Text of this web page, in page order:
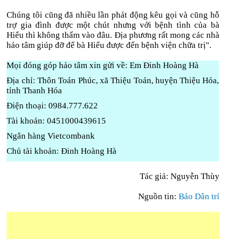
Chúng tôi cũng đã nhiều lần phát động kêu gọi và cũng hỗ
trợ gia đình được một chút nhưng với bệnh tình của bà
Hiểu thì không thấm vào đâu. Địa phương rất mong các nhà
hảo tâm giúp đỡ để bà Hiểu được đến bệnh viện chữa trị".
Mọi đóng góp hảo tâm xin gửi về: Em Đinh Hoàng Hà
Địa chỉ: Thôn Toán Phúc, xã Thiệu Toán, huyện Thiệu Hóa,
tỉnh Thanh Hóa
Điện thoại: 0984.777.622
Tài khoản: 0451000439615
Ngân hàng Vietcombank
Chủ tài khoản: Đinh Hoàng Hà
Tác giả: Nguyễn Thùy
Nguồn tin: Báo Dân trí